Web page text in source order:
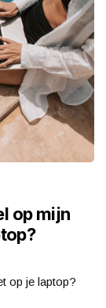
op mijn
op je laptop?